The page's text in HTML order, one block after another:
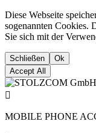
Diese Webseite
sogenannten Cookies.
Sie sich mit der
Schließen
Ok
Accept All

MOBILE PHONE